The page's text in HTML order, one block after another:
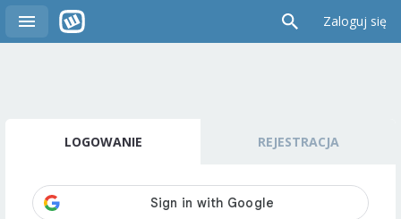
Zaloguj się
LOGOWANIE REJESTRACJA